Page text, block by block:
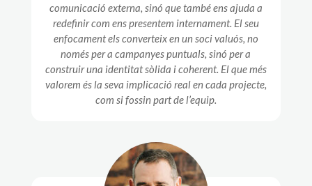
comunicació externa, sinó que també ens ajuda a
redefinir com ens presentem internament. El seu
enfocament els converteix en un soci valuós, no
només per a campanyes puntuals, sinó per a
construir una identitat sòlida i coherent. El que més
valorem és la seva implicació real en cada projecte,
com si fossin part de l’equip.